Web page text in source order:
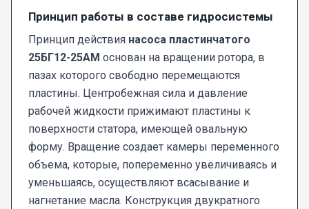
Принцип работы в составе гидросистемы
Принцип действия насоса пластинчатого
25БГ12-25АМ основан на вращении ротора, в
пазах которого свободно перемещаются
пластины. Центробежная сила и давление
рабочей жидкости прижимают пластины к
поверхности статора, имеющей овальную
форму. Вращение создает камеры переменного
объема, которые, попеременно увеличиваясь и
уменьшаясь, осуществляют всасывание и
нагнетание масла. Конструкция двукратного